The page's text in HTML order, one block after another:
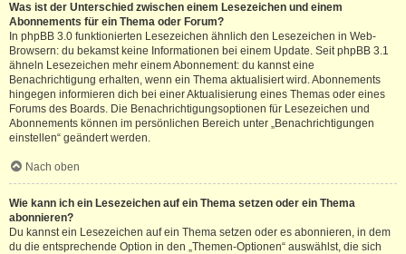
Was ist der Unterschied zwischen einem Lesezeichen und einem
Abonnements für ein Thema oder Forum?
In phpBB 3.0 funktionierten Lesezeichen ähnlich den Lesezeichen in Web-
Browsern: du bekamst keine Informationen bei einem Update. Seit phpBB 3.1
ähneln Lesezeichen mehr einem Abonnement: du kannst eine
Benachrichtigung erhalten, wenn ein Thema aktualisiert wird. Abonnements
hingegen informieren dich bei einer Aktualisierung eines Themas oder eines
Forums des Boards. Die Benachrichtigungsoptionen für Lesezeichen und
Abonnements können im persönlichen Bereich unter „Benachrichtigungen
einstellen“ geändert werden.
Nach oben
Wie kann ich ein Lesezeichen auf ein Thema setzen oder ein Thema
abonnieren?
Du kannst ein Lesezeichen auf ein Thema setzen oder es abonnieren, in dem
du die entsprechende Option in den „Themen-Optionen“ auswählst, die sich